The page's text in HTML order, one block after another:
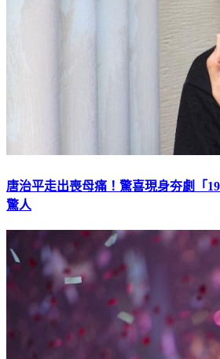
唐治平走出喪母痛！驚喜現身夯劇「
驚人